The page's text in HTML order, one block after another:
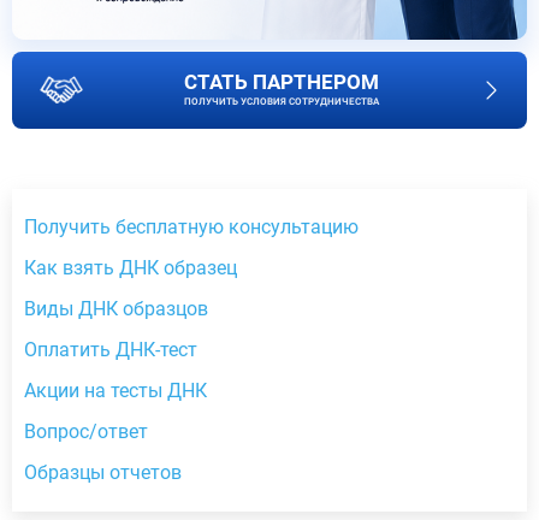
СТАТЬ ПАРТНЕРОМ
ПОЛУЧИТЬ УСЛОВИЯ СОТРУДНИЧЕСТВА
Получить бесплатную консультацию
Как взять ДНК образец
Виды ДНК образцов
Оплатить ДНК-тест
Акции на тесты ДНК
Вопрос/ответ
Образцы отчетов